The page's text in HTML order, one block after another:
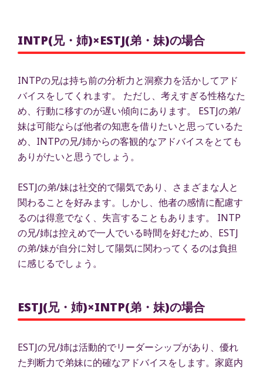
INTP(兄・姉)×ESTJ(弟・妹)の場合
INTPの兄は持ち前の分析力と洞察力を活かしてアド
バイスをしてくれます。 ただし、考えすぎる性格なた
め、行動に移すのが遅い傾向にあります。 ESTJの弟/
妹は可能ならば他者の知恵を借りたいと思っているた
め、INTPの兄/姉からの客観的なアドバイスをとても
ありがたいと思うでしょう。
ESTJの弟/妹は社交的で陽気であり、さまざまな人と
関わることを好みます。しかし、他者の感情に配慮す
るのは得意でなく、失言することもあります。 INTP
の兄/姉は控えめで一人でいる時間を好むため、ESTJ
の弟/妹が自分に対して陽気に関わってくるのは負担
に感じるでしょう。
ESTJ(兄・姉)×INTP(弟・妹)の場合
ESTJの兄/姉は活動的でリーダーシップがあり、優れ
た判断力で弟妹に的確なアドバイスをします。家庭内